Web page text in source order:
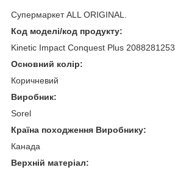
Супермаркет ALL ORIGINAL.
Код моделі/код продукту:
Kinetic Impact Conquest Plus 2088281253
Основний колір:
Коричневий
Виробник:
Sorel
Країна походження Виробнику:
Канада
Верхній матеріал: